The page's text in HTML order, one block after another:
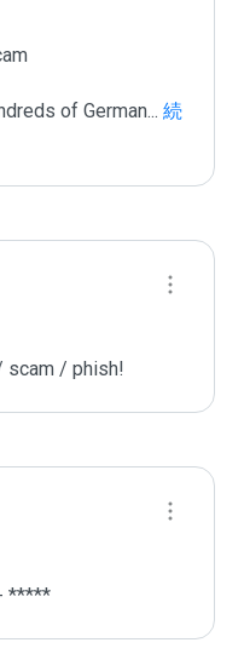
of German... 続
scam / phish!
*****